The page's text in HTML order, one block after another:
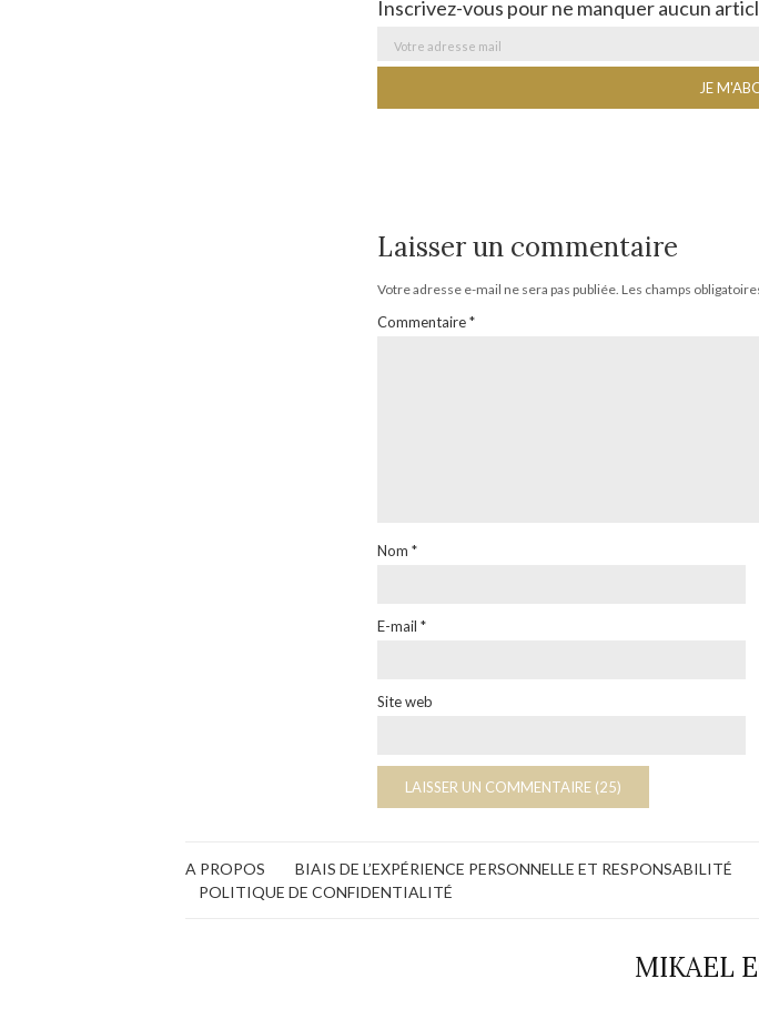
Inscrivez-vous pour ne manquer aucun
Laisser un commentaire
Votre adresse e-mail ne sera pas publiée. Les champs
Commentaire*
Nom*
E-mail*
Site web
A PROPOS BIAIS DE L’EXPÉRIENCE PERSONNELLE ET RESPONSABILITÉ
POLITIQUE DE CONFIDENTIALITÉ
MIKAEL